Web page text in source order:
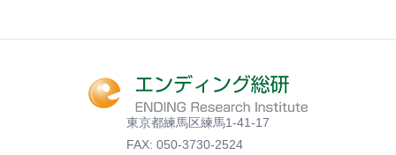
東京都練馬区練馬1-41-17
FAX: 050-3730-2524